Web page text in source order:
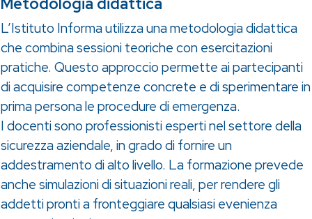
L’Istituto Informa utilizza una metodologia didattica
che combina sessioni teoriche con esercitazioni
pratiche. Questo approccio permette ai partecipanti
di acquisire competenze concrete e di sperimentare in
prima persona le procedure di emergenza.
I docenti sono professionisti esperti nel settore della
sicurezza aziendale, in grado di fornire un
addestramento di alto livello. La formazione prevede
anche simulazioni di situazioni reali, per rendere gli
addetti pronti a fronteggiare qualsiasi evenienza